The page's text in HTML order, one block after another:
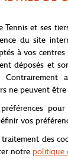
transpirante
transpiration.
à une
et des
idéal pour
TU
Tennis et ses
du site
à vos
déposés et
ne peuvent être
vos
des
notre politique